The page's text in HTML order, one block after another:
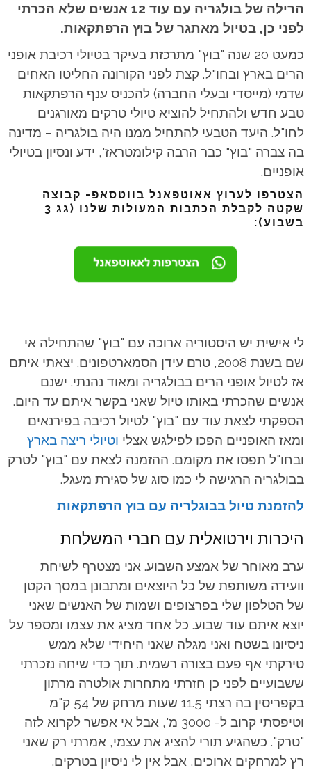
הרילה של בולגריה עם עוד 12 אנשים שלא הכרתי
לפני כן, בטיול מאתגר של בוץ הרפתקאות.
כמעט 20 שנה "בוץ" מתרכזת בעיקר בטיולי רכיבת אופני
הרים בארץ ובחו"ל. קצת לפני הקורונה החליטו האחים
שדמי (מייסדי ובעלי החברה) להכניס ענף הרפתקאות
טבע חדש ולהתחיל להוציא טיולי טרקים מאורגנים
לחו"ל. היעד הטבעי להתחיל ממנו היה בולגריה – מדינה
בה צברה "בוץ" כבר הרבה קילומטראז', ידע ונסיון בטיולי
אופניים.
הצטרפו לערוץ אאוטפאנל בווטסאפ- קבוצה
שקטה לקבלת הכתבות המעולות שלנו (גג 3
בשבוע):
לי אישית יש היסטוריה ארוכה עם "בוץ" שהתחילה אי
שם בשנת 2008, טרם עידן הסמארטפונים. יצאתי איתם
אז לטיול אופני הרים בבולגריה ומאוד נהנתי. ישנם
אנשים שהכרתי באותו טיול שאני בקשר איתם עד היום.
הספקתי לצאת עוד עם "בוץ" לטיול רכיבה בפירנאים
ומאז האופניים הפכו לפילגש אצלי וטיולי ריצה בארץ
ובחו"ל תפסו את מקומם. ההזמנה לצאת עם "בוץ" לטרק
בבולגריה הרגישה לי כמו סוג של סגירת מעגל.
להזמנת טיול בבוגלריה עם בוץ הרפתקאות
היכרות וירטואלית עם חברי המשלחת
ערב מאוחר של אמצע השבוע. אני מצטרף לשיחת
וועידה משותפת של כל היוצאים ומתבונן במסך הקטן
של הטלפון שלי בפרצופים ושמות של האנשים שאני
יוצא איתם עוד שבוע. כל אחד מציג את עצמו ומספר על
ניסיונו בשטח ואני מגלה שאני היחידי שלא ממש
טירקתי אף פעם בצורה רשמית. תוך כדי שיחה נזכרתי
ששבועיים לפני כן חזרתי מתחרות אולטרה מרתון
בקפריסין בה רצתי 11.5 שעות מרחק של 54 ק"מ
וטיפסתי קרוב ל- 3000 מ', אבל אי אפשר לקרוא לזה
"טרק". כשהגיע תורי להציג את עצמי, אמרתי רק שאני
רץ למרחקים ארוכים, אבל אין לי ניסיון בטרקים.